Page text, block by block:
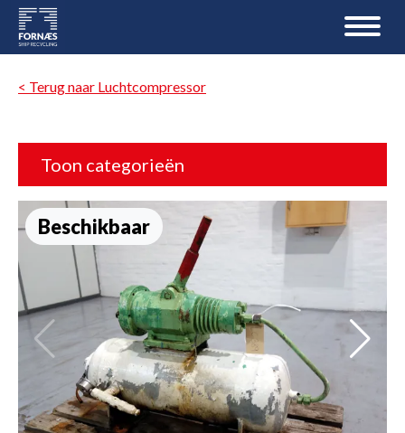
< Terug naar Luchtcompressor
Toon categorieën
Beschikbaar